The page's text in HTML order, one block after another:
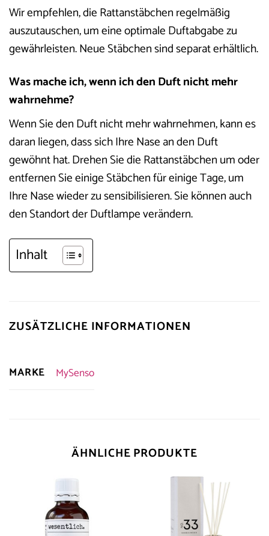
Wir empfehlen, die Rattanstäbchen regelmäßig
auszutauschen, um eine optimale Duftabgabe zu
gewährleisten. Neue Stäbchen sind separat erhältlich.
Was mache ich, wenn ich den Duft nicht mehr
wahrnehme?
Wenn Sie den Duft nicht mehr wahrnehmen, kann es
daran liegen, dass sich Ihre Nase an den Duft
gewöhnt hat. Drehen Sie die Rattanstäbchen um oder
entfernen Sie einige Stäbchen für einige Tage, um
Ihre Nase wieder zu sensibilisieren. Sie können auch
den Standort der Duftlampe verändern.
Inhalt
ZUSÄTZLICHE INFORMATIONEN
MARKE MySenso
ÄHNLICHE PRODUKTE